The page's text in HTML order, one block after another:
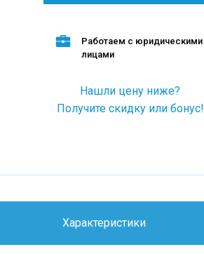
Работаем с юридическими
лицами
Нашли цену ниже?
Получите скидку или бонус!
Характеристики